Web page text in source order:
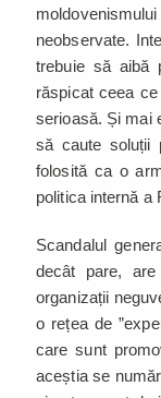
neobservate.
trebuie să aibă
răspicat ceea
serioasă. Și mai
să caute soluții
folosită ca o
politica internă a
Scandalul
decât pare,
organizații
o rețea de
care sunt
aceștia se